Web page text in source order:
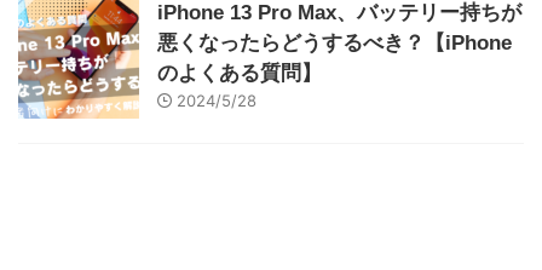
iPhone 13 Pro Max、バッテリー持ちが
悪くなったらどうするべき？【iPhone
のよくある質問】
2024/5/28